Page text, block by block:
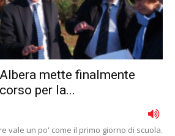
mette finalmente
per la...
vale un po' come il primo giorno di scuola.